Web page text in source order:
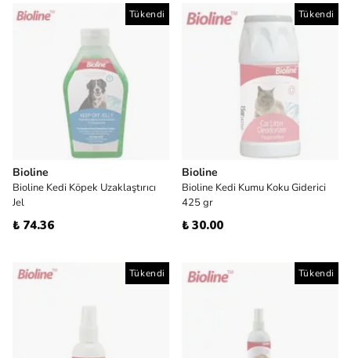
Tükendi
Bioline
Bioline Kedi Köpek Uzaklaştırıcı
Jel
₺ 74.36
Tükendi
Bioline
Bioline Kedi Kumu Koku Giderici
425 gr
₺ 30.00
Tükendi Tükendi